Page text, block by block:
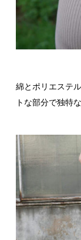
綿とポリエステ
トな部分で独特